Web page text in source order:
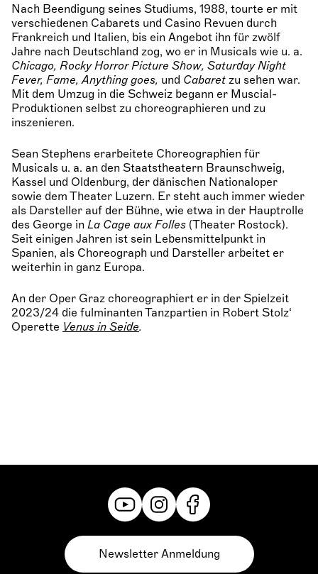
Nach Beendigung seines Studiums, 1988, tourte er mit
verschiedenen Cabarets und Casino Revuen durch
Frankreich und Italien, bis ein Angebot ihn für zwölf
Jahre nach Deutschland zog, wo er in Musicals wie u. a.
Chicago, Rocky Horror Picture Show, Saturday Night
Fever, Fame, Anything goes, und Cabaret zu sehen war.
Mit dem Umzug in die Schweiz begann er Muscial-
Produktionen selbst zu choreographieren und zu
inszenieren.
Sean Stephens erarbeitete Choreographien für
Musicals u. a. an den Staatstheatern Braunschweig,
Kassel und Oldenburg, der dänischen Nationaloper
sowie dem Theater Luzern. Er steht auch immer wieder
als Darsteller auf der Bühne, wie etwa in der Hauptrolle
des George in La Cage aux Folles (Theater Rostock).
Seit einigen Jahren ist sein Lebensmittelpunkt in
Spanien, als Choreograph und Darsteller arbeitet er
weiterhin in ganz Europa.
An der Oper Graz choreographiert er in der Spielzeit
2023/24 die fulminanten Tanzpartien in Robert Stolz‘
Operette Venus in Seide.
Newsletter Anmeldung